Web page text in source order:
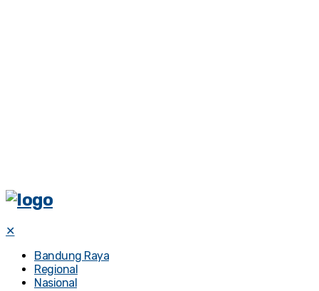
✕
Bandung Raya
Regional
Nasional